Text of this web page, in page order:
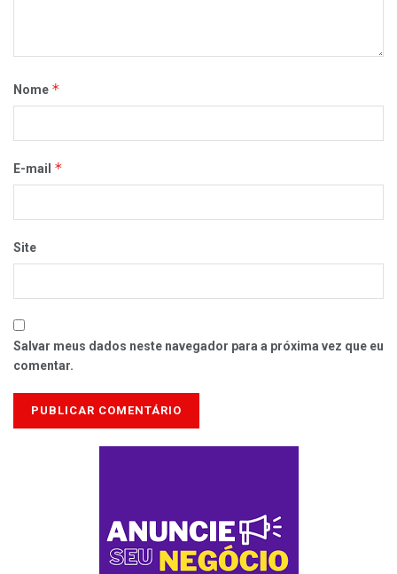
Nome *
E-mail *
Site
Salvar meus dados neste navegador para a próxima vez que eu
comentar.